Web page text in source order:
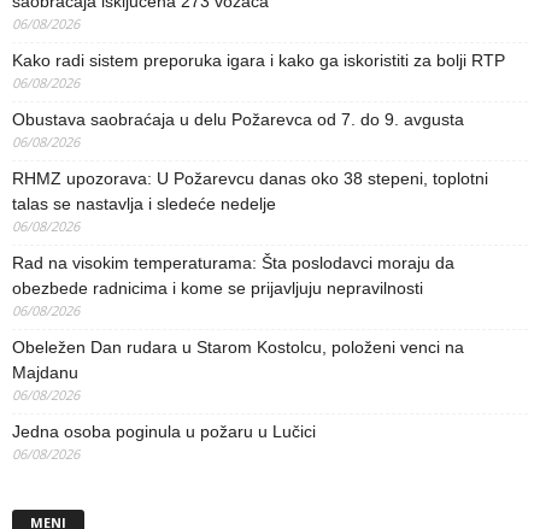
06/08/2026
Kako radi sistem preporuka igara i kako ga iskoristiti za bolji RTP
06/08/2026
Obustava saobraćaja u delu Požarevca od 7. do 9. avgusta
06/08/2026
RHMZ upozorava: U Požarevcu danas oko 38 stepeni, toplotni
talas se nastavlja i sledeće nedelje
06/08/2026
Rad na visokim temperaturama: Šta poslodavci moraju da
obezbede radnicima i kome se prijavljuju nepravilnosti
06/08/2026
Obeležen Dan rudara u Starom Kostolcu, položeni venci na
Majdanu
06/08/2026
Jedna osoba poginula u požaru u Lučici
06/08/2026
MENI